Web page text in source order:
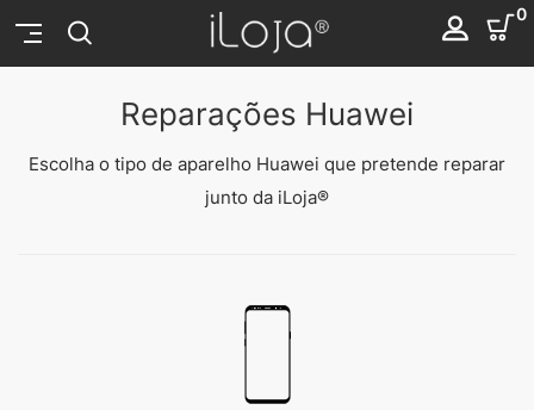
0
Reparações Huawei
Escolha o tipo de aparelho Huawei que pretende reparar
junto da iLoja®